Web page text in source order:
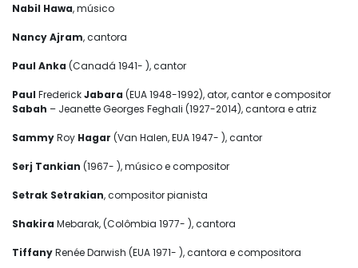
Nabil Hawa, músico
Nancy Ajram, cantora
Paul Anka (Canadá 1941- ), cantor
Paul FrederickJabara (EUA 1948-1992), ator, cantor e compositor
Sabah – Jeanette Georges Feghali (1927-2014), cantora e atriz
SammyRoy Hagar (Van Halen, EUA 1947- ), cantor
Serj Tankian (1967- ), músico e compositor
Setrak Setrakian, compositor pianista
Shakira Mebarak, (Colômbia 1977- ), cantora
TiffanyRenée Darwish (EUA 1971- ), cantora e compositora